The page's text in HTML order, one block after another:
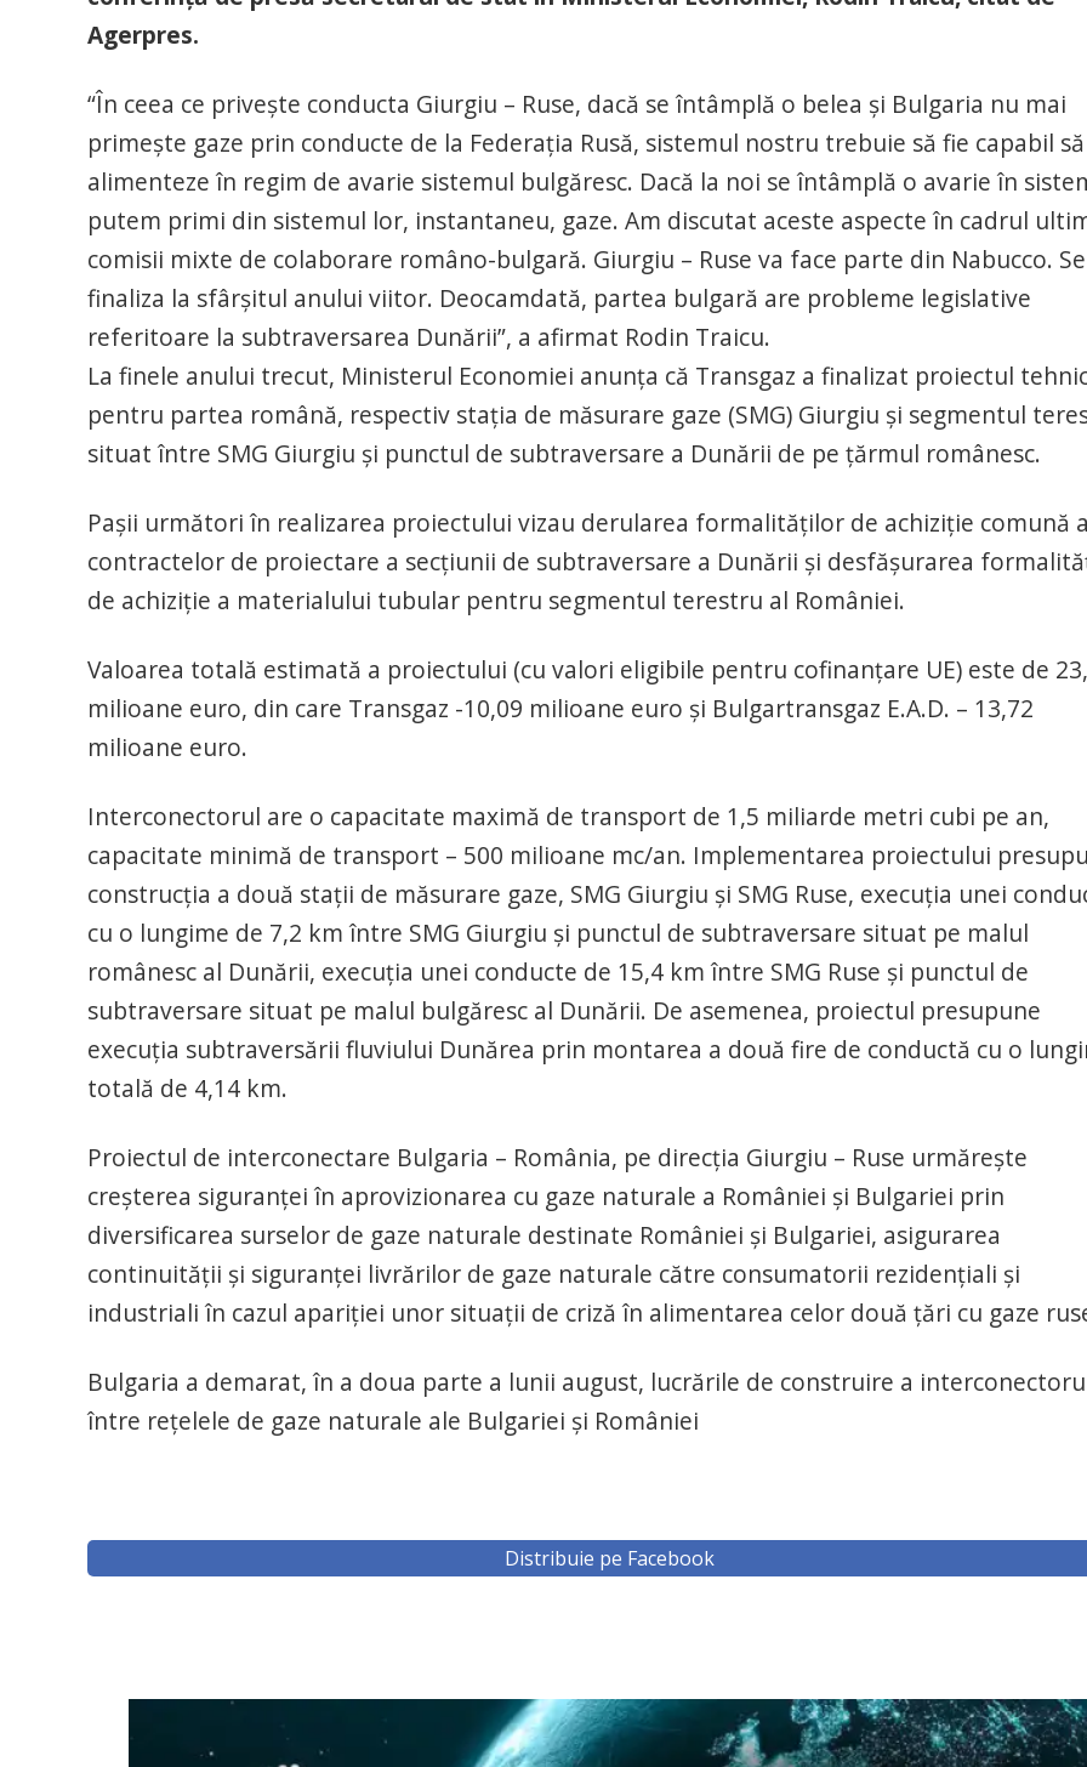
Agerpres.
“În ceea ce priveşte conducta Giurgiu – Ruse, dacă se întâmplă o belea şi Bulgaria nu mai
primeşte gaze prin conducte de la Federaţia Rusă, sistemul nostru trebuie să fie capabil să
alimenteze în regim de avarie sistemul bulgăresc. Dacă la noi se întâmplă o avarie în
putem primi din sistemul lor, instantaneu, gaze. Am discutat aceste aspecte în cadrul
comisii mixte de colaborare româno-bulgară. Giurgiu – Ruse va face parte din Nabucco.
finaliza la sfârşitul anului viitor. Deocamdată, partea bulgară are probleme legislative
referitoare la subtraversarea Dunării”, a afirmat Rodin Traicu.
La finele anului trecut, Ministerul Economiei anunţa că Transgaz a finalizat proiectul
pentru partea română, respectiv staţia de măsurare gaze (SMG) Giurgiu şi segmentul
situat între SMG Giurgiu şi punctul de subtraversare a Dunării de pe ţărmul românesc.
Paşii următori în realizarea proiectului vizau derularea formalităţilor de achiziţie comună
contractelor de proiectare a secţiunii de subtraversare a Dunării şi desfăşurarea
de achiziţie a materialului tubular pentru segmentul terestru al României.
Valoarea totală estimată a proiectului (cu valori eligibile pentru cofinanţare UE) este de
milioane euro, din care Transgaz -10,09 milioane euro şi Bulgartransgaz E.A.D. – 13,72
milioane euro.
Interconectorul are o capacitate maximă de transport de 1,5 miliarde metri cubi pe an,
capacitate minimă de transport – 500 milioane mc/an. Implementarea proiectului
construcţia a două staţii de măsurare gaze, SMG Giurgiu şi SMG Ruse, execuţia unei
cu o lungime de 7,2 km între SMG Giurgiu şi punctul de subtraversare situat pe malul
românesc al Dunării, execuţia unei conducte de 15,4 km între SMG Ruse şi punctul de
subtraversare situat pe malul bulgăresc al Dunării. De asemenea, proiectul presupune
execuţia subtraversării fluviului Dunărea prin montarea a două fire de conductă cu o
totală de 4,14 km.
Proiectul de interconectare Bulgaria – România, pe direcţia Giurgiu – Ruse urmăreşte
creşterea siguranţei în aprovizionarea cu gaze naturale a României şi Bulgariei prin
diversificarea surselor de gaze naturale destinate României şi Bulgariei, asigurarea
continuităţii şi siguranţei livrărilor de gaze naturale către consumatorii rezidenţiali şi
industriali în cazul apariţiei unor situaţii de criză în alimentarea celor două ţări cu gaze
Bulgaria a demarat, în a doua parte a lunii august, lucrările de construire a
între reţelele de gaze naturale ale Bulgariei şi României
Distribuie pe Facebook